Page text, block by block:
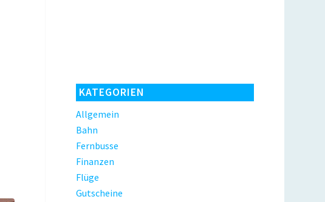
KATEGORIEN
Allgemein
Bahn
Fernbusse
Finanzen
Flüge
Gutscheine